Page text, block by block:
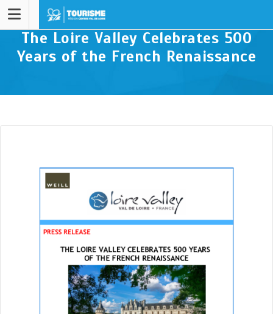
The Loire Valley Celebrates 500
Years of the French Renaissance